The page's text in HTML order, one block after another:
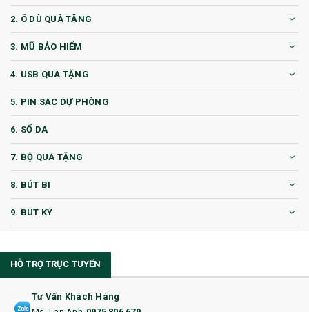
2. Ô DÙ QUÀ TẶNG
3. MŨ BẢO HIỂM
4. USB QUÀ TẶNG
5. PIN SẠC DỰ PHÒNG
6. SỔ DA
7. BỘ QUÀ TẶNG
8. BÚT BI
9. BÚT KÝ
11. CỐC/BÌNH GIỮ NHIỆT
12. BÌNH NƯỚC
HỖ TRỢ TRỰC TUYẾN
Tư Vấn Khách Hàng